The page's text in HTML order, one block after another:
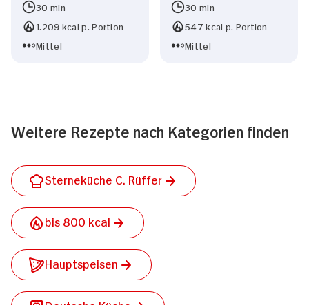
30 min
1.209 kcal p. Portion
Mittel
30 min
547 kcal p. Portion
Mittel
Weitere Rezepte nach Kategorien finden
Sterneküche C. Rüffer
bis 800 kcal
Hauptspeisen